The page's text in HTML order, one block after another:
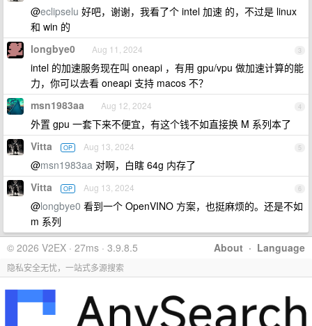
@eclipselu 好吧，谢谢，我看了个 intel 加速 的，不过是 linux
和 win 的
3
longbye0 Aug 11, 2024
intel 的加速服务现在叫 oneapi ，有用 gpu/vpu 做加速计算的能
力，你可以去看 oneapi 支持 macos 不？
4
msn1983aa Aug 12, 2024
外置 gpu 一套下来不便宜，有这个钱不如直接换 M 系列本了
5
Vitta OP Aug 13, 2024
@msn1983aa 对啊，白瞎 64g 内存了
6
Vitta OP Aug 13, 2024
@longbye0 看到一个 OpenVINO 方案，也挺麻烦的。还是不如
m 系列
About · Language
© 2026 V2EX · 27ms · 3.9.8.5
隐私安全无忧，一站式多源搜索